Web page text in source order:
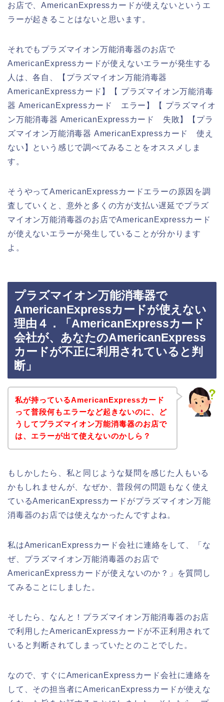
お店で、AmericanExpressカードが使えないというエ
ラーが起きることはないと思います。
それでもプラズマイオン万能消毒器のお店で
AmericanExpressカードが使えないエラーが発生する
人は、各自、【プラズマイオン万能消毒器
AmericanExpressカード】【 プラズマイオン万能消毒
器 AmericanExpressカード エラー】【 プラズマイオ
ン万能消毒器 AmericanExpressカード 失敗】【プラ
ズマイオン万能消毒器 AmericanExpressカード 使え
ない】という感じで調べてみることをオススメしま
す。
そうやってAmericanExpressカードエラーの原因を調
査していくと、意外と多くの方が支払い遅延でプラズ
マイオン万能消毒器のお店でAmericanExpressカード
が使えないエラーが発生していることが分かります
よ。
プラズマイオン万能消毒器で
AmericanExpressカードが使えない
理由４．「AmericanExpressカード
会社が、あなたのAmericanExpress
カードが不正に利用されていると判
断」
私が持っているAmericanExpressカード
って普段何もエラーなど起きないのに、ど
うしてプラズマイオン万能消毒器のお店で
は、エラーが出て使えないのかしら？
もしかしたら、私と同じような疑問を感じた人もいる
かもしれませんが、なぜか、普段何の問題もなく使え
ているAmericanExpressカードがプラズマイオン万能
消毒器のお店では使えなかったんですよね。
私はAmericanExpressカード会社に連絡をして、「な
ぜ、プラズマイオン万能消毒器のお店で
AmericanExpressカードが使えないのか？」を質問し
てみることにしました。
そしたら、なんと！プラズマイオン万能消毒器のお店
で利用したAmericanExpressカードが不正利用されて
いると判断されてしまっていたとのことでした。
なので、すぐにAmericanExpressカード会社に連絡を
して、その担当者にAmericanExpressカードが使えな